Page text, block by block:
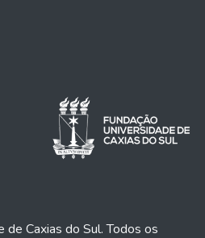
Caxias do Sul. Todos os